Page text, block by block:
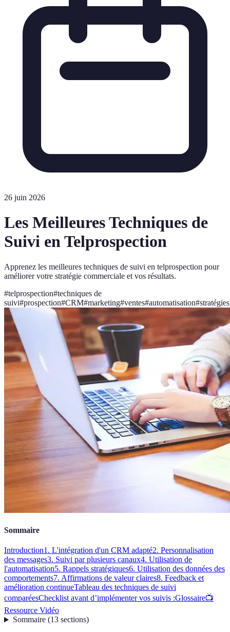
26 juin 2026
Les Meilleures Techniques de
Suivi en Telprospection
Apprenez les meilleures techniques de suivi en telprospection pour
améliorer votre stratégie commerciale et vos résultats.
#telprospection#techniques de
suivi#prospection#CRM#marketing#ventes#automatisation#stratégies
Sommaire
Introduction1. L'intégration d'un CRM adapté2. Personnalisation
des messages3. Suivi par plusieurs canaux4. Utilisation de
l'automatisation5. Rappels stratégiques6. Utilisation des données des
comportements7. Affirmations de valeur claires8. Feedback et
amélioration continueTableau des techniques de suivi
comparéesChecklist avant d’implémenter vos suivis :Glossaire📺
Ressource Vidéo
Sommaire(13 sections)